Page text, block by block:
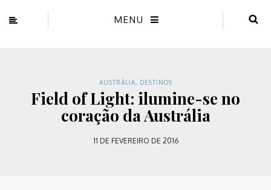
MENU
AUSTRÁLIA, DESTINOS
Field of Light: ilumine-se no
coração da Austrália
11 DE FEVEREIRO DE 2016